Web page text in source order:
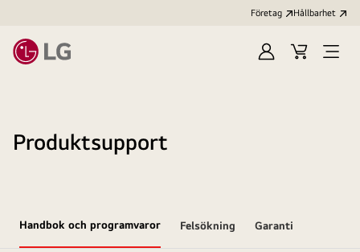
Företag Hållbarhet
LoggaKundvagn
Produktsupport
Handbok och programvaror Felsökning Garanti